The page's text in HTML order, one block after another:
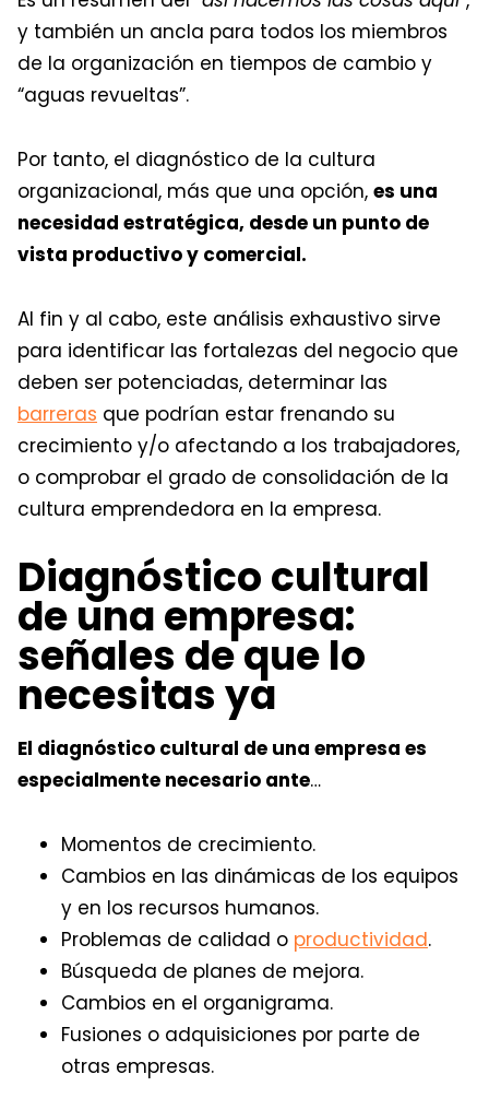
y también un ancla para todos los miembros
de la organización en tiempos de cambio y
“aguas revueltas”.
Por tanto, el diagnóstico de la cultura
organizacional, más que una opción, es una
necesidad estratégica, desde un punto de
vista productivo y comercial.
Al fin y al cabo, este análisis exhaustivo sirve
para identificar las fortalezas del negocio que
deben ser potenciadas, determinar las
barreras que podrían estar frenando su
crecimiento y/o afectando a los trabajadores,
o comprobar el grado de consolidación de la
cultura emprendedora en la empresa.
Diagnóstico cultural
de una empresa:
señales de que lo
necesitas ya
El diagnóstico cultural de una empresa es
especialmente necesario ante…
Momentos de crecimiento.
Cambios en las dinámicas de los equipos
y en los recursos humanos.
Problemas de calidad o productividad.
Búsqueda de planes de mejora.
Cambios en el organigrama.
Fusiones o adquisiciones por parte de
otras empresas.